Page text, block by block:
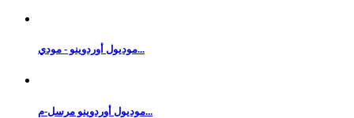
موديول أوردوينو - مودي...
موديول أوردوينو مرسل-م...